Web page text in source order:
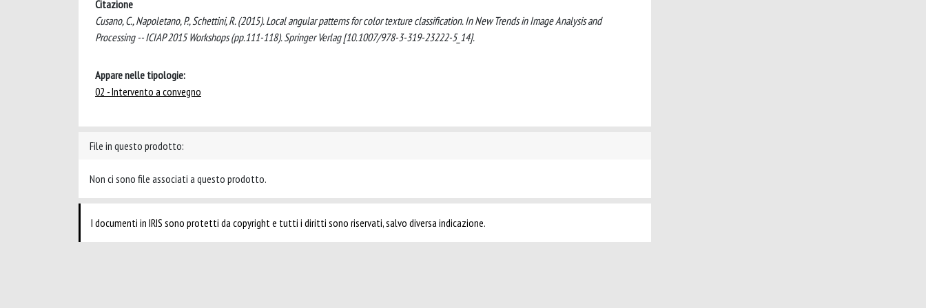
Citazione
Cusano, C., Napoletano, P., Schettini, R. (2015). Local angular patterns for color texture classification. In New Trends in Image Analysis and
Processing -- ICIAP 2015 Workshops (pp.111-118). Springer Verlag [10.1007/978-3-319-23222-5_14].
Appare nelle tipologie:
02 - Intervento a convegno
File in questo prodotto:
Non ci sono file associati a questo prodotto.
I documenti in IRIS sono protetti da copyright e tutti i diritti sono riservati, salvo diversa indicazione.